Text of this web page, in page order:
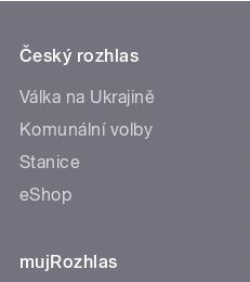
Český rozhlas
Válka na Ukrajině
Komunální volby
Stanice
eShop
mujRozhlas